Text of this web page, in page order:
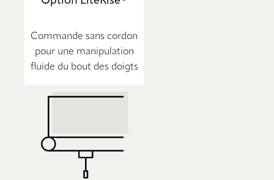
Commande sans cordon
pour une manipulation
fluide du bout des doigts